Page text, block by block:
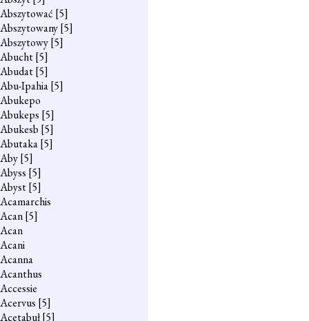
Abszytować [5]
Abszytowany[5]
Abszytowy[5]
Abucht[5]
Abudat[5]
Abu-Ipahia[5]
Abukepo
Abukeps [5]
Abukesb [5]
Abutaka[5]
Aby[5]
Abyss [5]
Abyst[5]
Acamarchis
Acan[5]
Acan
Acani
Acanna
Acanthus
Accessie
Acervus [5]
Acetabuł[5]